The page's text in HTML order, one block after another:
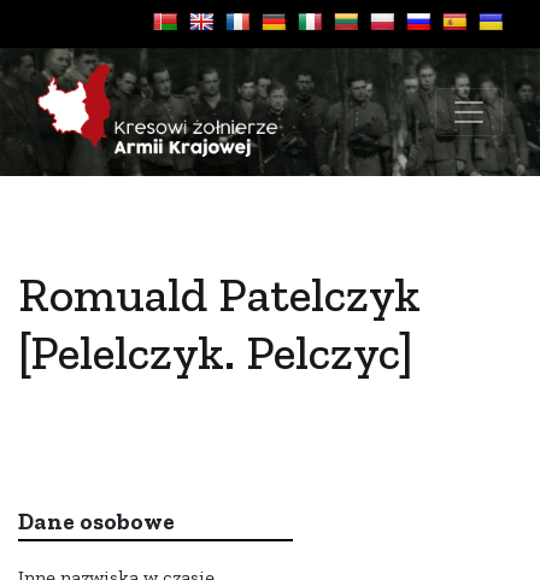
Romuald Patelczyk
[Pelelczyk. Pelczyc]
Dane osobowe